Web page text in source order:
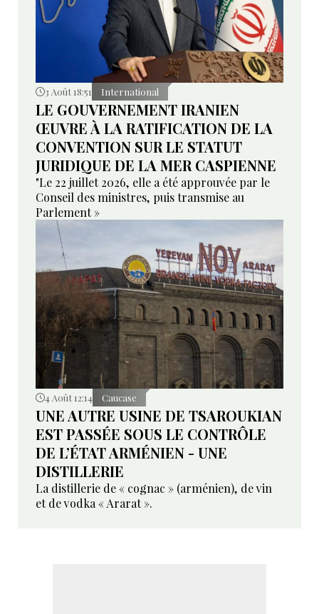
3 Août 18:51 International
LE GOUVERNEMENT IRANIEN
ŒUVRE À LA RATIFICATION DE LA
CONVENTION SUR LE STATUT
JURIDIQUE DE LA MER CASPIENNE
"Le 22 juillet 2026, elle a été approuvée par le
Conseil des ministres, puis transmise au
Parlement »
4 Août 12:14 Caucase
UNE AUTRE USINE DE TSAROUKIAN
EST PASSÉE SOUS LE CONTRÔLE
DE L’ÉTAT ARMÉNIEN - UNE
DISTILLERIE
La distillerie de « cognac » (arménien), de vin
et de vodka « Ararat ».